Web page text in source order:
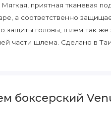
приятная тканевая
а соответственно
защиты головы, шлем так
части шлема. Сделано в
боксерский